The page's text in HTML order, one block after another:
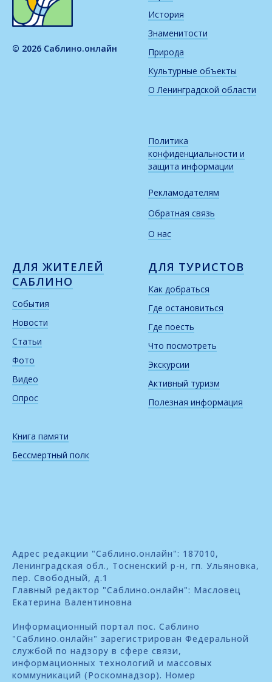
© 2026 Саблино.онлайн
История
Знаменитости
Природа
Культурные объекты
О Ленинградской области
Политика
конфиденциальности и
защита информации
Рекламодателям
Обратная связь
О нас
ДЛЯ ЖИТЕЛЕЙ
САБЛИНО
События
Новости
Статьи
Фото
Видео
Опрос
Книга памяти
Бессмертный полк
ДЛЯ ТУРИСТОВ
Как добраться
Где остановиться
Где поесть
Что посмотреть
Экскурсии
Активный туризм
Полезная информация
Адрес редакции "Саблино.онлайн": 187010,
Ленинградская обл., Тосненский р-н, гп. Ульяновка,
пер. Свободный, д.1
Главный редактор "Саблино.онлайн": Масловец
Екатерина Валентиновна
Информационный портал пос. Саблино
"Саблино.онлайн" зарегистрирован Федеральной
службой по надзору в сфере связи,
информационных технологий и массовых
коммуникаций (Роскомнадзор). Номер